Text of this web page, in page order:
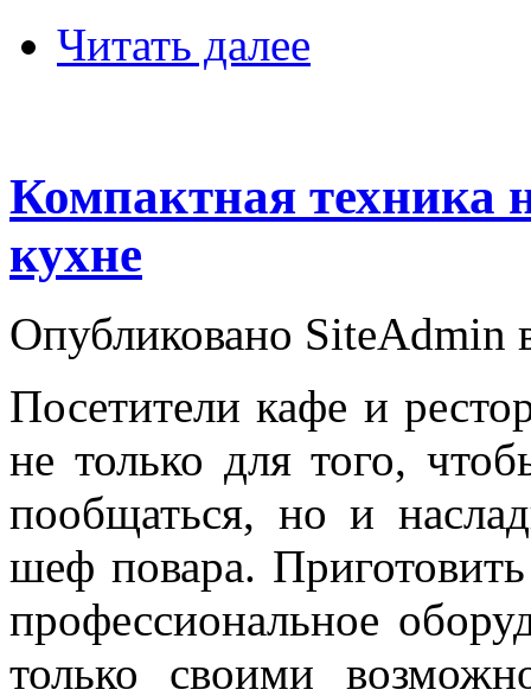
Читать далее
Компактная техника
кухне
Опубликовано SiteAdmin
Посетители кафе и
не только для того,
пообщаться, но и
шеф повара.
профессиональное
только своими